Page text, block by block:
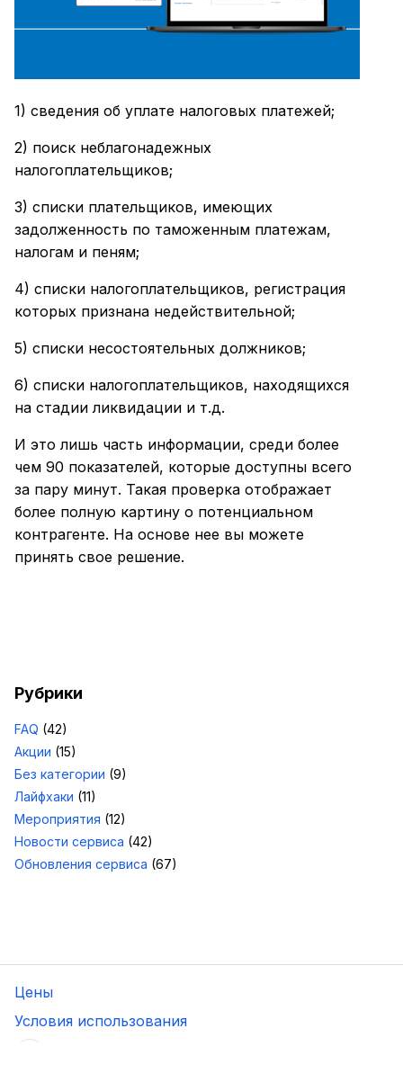
1) сведения об уплате налоговых платежей;
2) поиск неблагонадежных
налогоплательщиков;
3) списки плательщиков, имеющих
задолженность по таможенным платежам,
налогам и пеням;
4) списки налогоплательщиков, регистрация
которых признана недействительной;
5) списки несостоятельных должников;
6) списки налогоплательщиков, находящихся
на стадии ликвидации и т.д.
И это лишь часть информации, среди более
чем 90 показателей, которые доступны всего
за пару минут. Такая проверка отображает
более полную картину о потенциальном
контрагенте. На основе нее вы можете
принять свое решение.
Рубрики
FAQ (42)
Акции (15)
Без категории (9)
Лайфхаки (11)
Мероприятия (12)
Новости сервиса (42)
Обновления сервиса (67)
Цены
Условия использования